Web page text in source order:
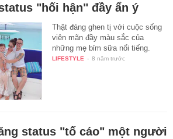
"hối hận" đầy ẩn ý
Thật đáng ghen tị với cuộc sống
viên mãn đầy màu sắc của
những mẹ bỉm sữa nổi tiếng.
LIFESTYLE - 8 năm trước
status "tố cáo" một người